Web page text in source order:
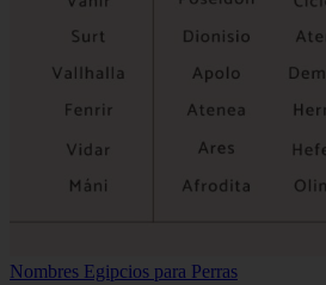
Nombres Egipcios para Perras